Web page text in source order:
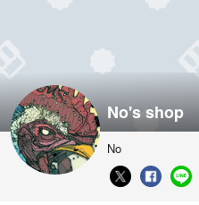
No's shop
No